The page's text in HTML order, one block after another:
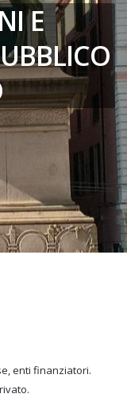
E
enti finanziatori.